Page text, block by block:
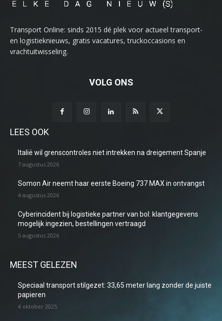
Transport Online: sinds 2015 dé plek voor actueel transport-
en logistieknieuws, gratis vacatures, truckoccasions en
vrachtuitwisseling.
VOLG ONS
LEES OOK
Italië wil grenscontroles niet intrekken na dreigement Spanje
7 augustus 2026
Somon Air neemt haar eerste Boeing 737 MAX in ontvangst
4 augustus 2026
Cyberincident bij logistieke partner van bol: klantgegevens
mogelijk ingezien, bestellingen vertraagd
5 augustus 2026
MEEST GELEZEN
Speciaal transport stilgezet: 33,65 meter lang zonder de juiste
papieren
4 oktober 2025